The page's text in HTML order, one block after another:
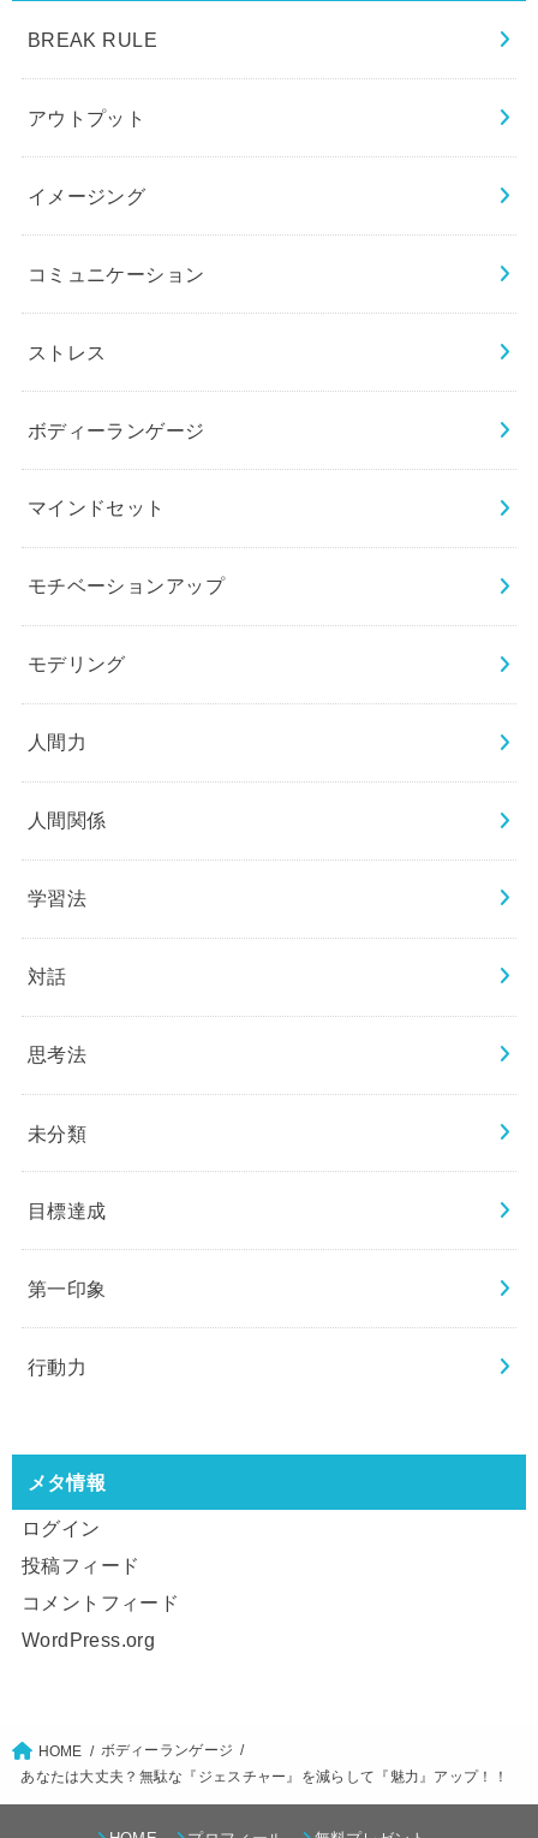
BREAK RULE
アウトプット
イメージング
コミュニケーション
ストレス
ボディーランゲージ
マインドセット
モチベーションアップ
モデリング
人間力
人間関係
学習法
対話
思考法
未分類
目標達成
第一印象
行動力
メタ情報
ログイン
投稿フィード
コメントフィード
WordPress.org
HOME
ボディーランゲージ
あなたは大丈夫？無駄な『ジェスチャー』を減らして『魅力』アップ！！